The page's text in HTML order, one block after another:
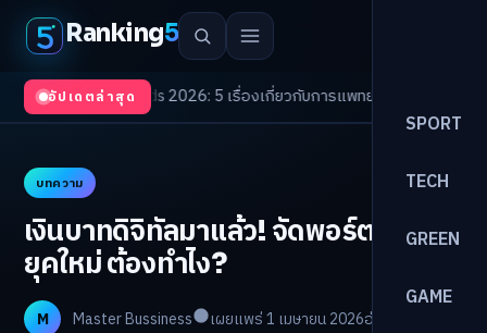
Ranking5
SPORT
TECH
GREEN
GAME
อัปเดตล่าสุด
Trends 2026: 5 เรื่องเกี่ยวกับการแพทย์ที่ควรรู้/ดอกเบี้ยขาขึ้นรอบใหม่
บทความ
เงินบาทดิจิทัลมาแล้ว! จัดพอร์ตลงทุน
ยุคใหม่ ต้องทำไง?
M Master Bussiness เผยแพร่ 1 เมษายน 2026อ่าน 22 นาที